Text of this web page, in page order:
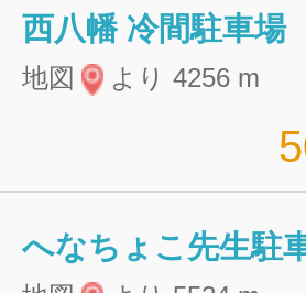
西八幡 冷間駐車場
地図 より 4256 m
へなちょこ先生駐